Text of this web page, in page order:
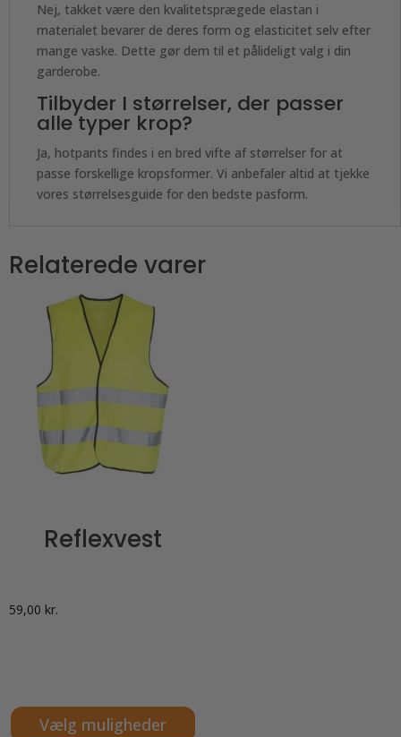
Nej, takket være den kvalitetsprægede elastan i
materialet bevarer de deres form og elasticitet selv efter
mange vaske. Dette gør dem til et pålideligt valg i din
garderobe.
Tilbyder I størrelser, der passer
alle typer krop?
Ja, hotpants findes i en bred vifte af størrelser for at
passe forskellige kropsformer. Vi anbefaler altid at tjekke
vores størrelsesguide for den bedste pasform.
Relaterede varer
Reflexvest
59,00 kr.
Vælg muligheder